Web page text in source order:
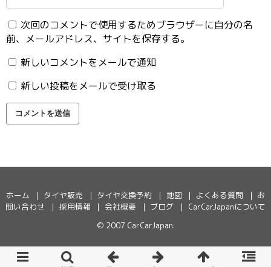
次回のコメントで使用するためブラウザーに自分の名
前、メールアドレス、サイトを保存する。
新しいコメントをメールで通知
新しい投稿をメールで受け取る
ホーム タイヤ販売 タイヤ交換予約 地図 よくある質問
お
問い合わせ
採用情報 会社概要 ブログ
CarCarJapanについて
© 2007 CarCarJapan.